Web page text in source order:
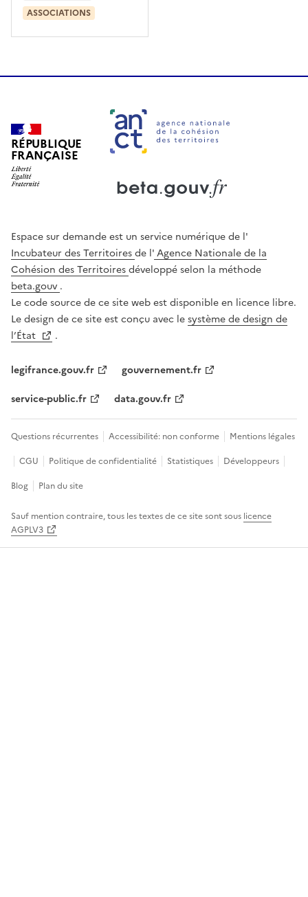
ASSOCIATIONS
RÉPUBLIQUE
FRANÇAISE
Ouverture dans un nouvel onglet
Espace sur demande est un service numérique de l'
Incubateur des Territoiresde l'Agence Nationale de la
Cohésion des Territoiresdéveloppé selon la méthode
beta.gouv .
Le code source de ce site web est disponible en licence libre.
Le design de ce site est conçu avec lesystème de design de
l’État
.
legifrance.gouv.fr
gouvernement.fr
service-public.fr
data.gouv.fr
Questions récurrentes Accessibilité: non conforme
Mentions légales
CGU
Politique de confidentialité Statistiques
Développeurs
Blog
Plan du site
Sauf mention contraire, tous les textes de ce site sont sous licence
AGPLV3